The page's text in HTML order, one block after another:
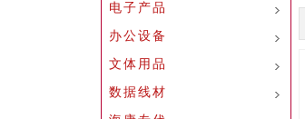
电子产品
办公设备
文体用品
数据线材